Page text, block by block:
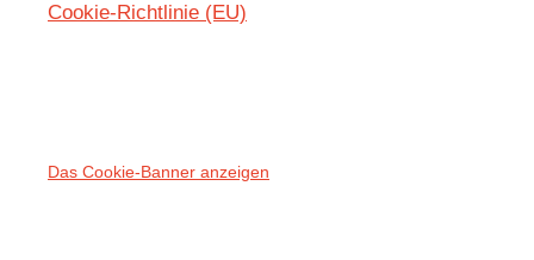
Cookie-Richtlinie (EU)
Das Cookie-Banner anzeigen